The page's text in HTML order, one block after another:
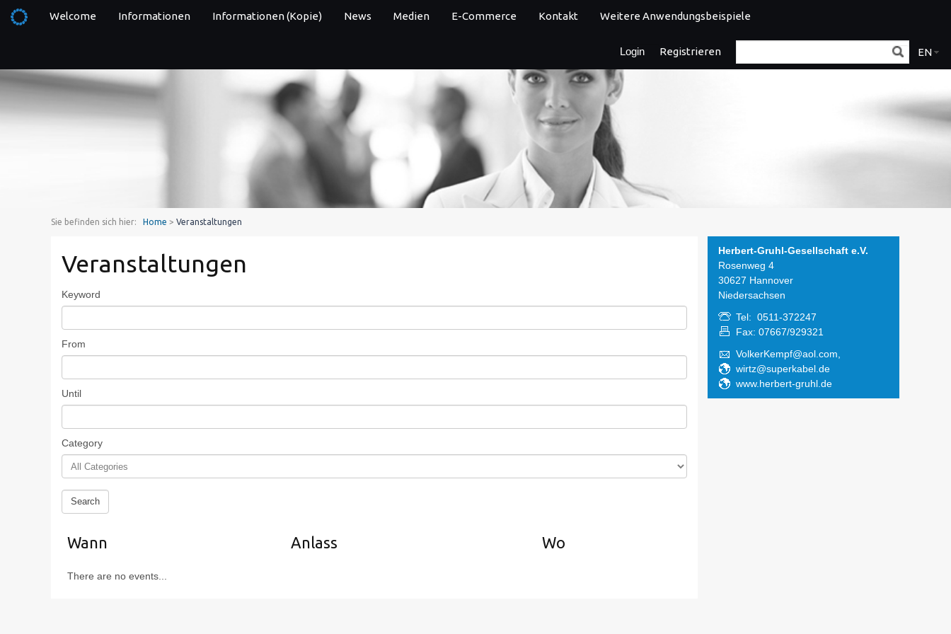
Welcome Informationen Informationen (Kopie) News Medien E-Commerce Kontakt Weitere Anwendungsbeispiele
Login Registrieren EN
Sie befinden sich hier: Home > Veranstaltungen
Veranstaltungen
Keyword
From
Until
Category
Wann Anlass Wo
There are no events...
Herbert-Gruhl-Gesellschaft e.V.
Rosenweg 4
30627 Hannover
Niedersachsen
Tel: 0511-372247
Fax: 07667/929321
VolkerKempf@aol.com,
wirtz@superkabel.de
www.herbert-gruhl.de